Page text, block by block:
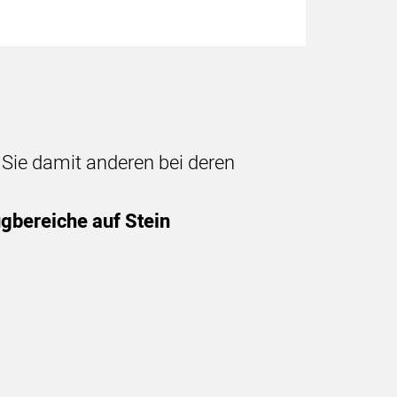
damit anderen bei deren
auf Stein